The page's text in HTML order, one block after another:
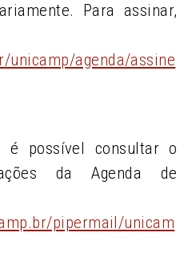
Para assinar,
unicamp/agenda/assine
é possível consultar o
da Agenda de
pipermail/unicam